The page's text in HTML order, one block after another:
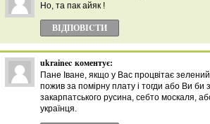
Но, та пак айяк !
ВІДПОВІCТИ
ukrainec коментує:
Пане Іване, якщо у Вас процвітає
пожив за помірну плату і тогди або Ви би
закарпатського русина, себто москаля,
українця.